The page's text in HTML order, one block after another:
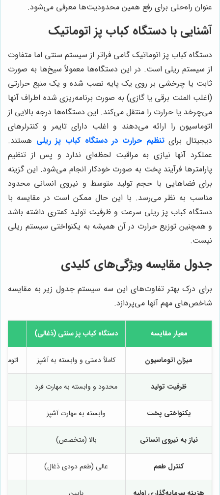
عنوان راه‌حلی برای رفع همین محدودیت‌ها معرفی می‌شود.
آشنایی با دستگاه کباب پز اتوماتیک
دستگاه کباب پز اتوماتیک گامی فراتر از سیستم سنتی اما متفاوت
از سیستم ریلی است. در این دستگاه‌ها معمولاً سیخ‌ها به صورت
ثابت یا چرخشی بر روی یک پایه نصب شده و یک منبع حرارتی
(اغلب المنت برقی یا گازی) به صورت برنامه‌ریزی شده اطراف آنها
می‌چرخد یا حرارت را منتقل می‌کند. این دستگاه‌ها درجه بالایی از
اتوماسیون را ارائه می‌دهند و اغلب دارای تایمر و کنترلرهای
دیجیتال برایتنظیم حرارت در دستگاه کباب پز ریلی هستند.
عملکرد آنها نیازی به مراقبت لحظه‌ای ندارد و پس از تنظیم
پارامترها فرآیند پخت به صورت خودکار انجام می‌شود. این گزینه
برای فضاهایی با حجم تولید متوسط و نیروی انسانی محدود
مناسب به نظر می‌رسد. با این حال ممکن است در مقایسه با
دستگاه کباب پز ریلی سرعت و ظرفیت تولید کمتری داشته باشد
و همچنین توزیع حرارت در آن همیشه به یکنواختی سیستم ریلی
نیست.
جدول مقایسه ویژگی‌های کلیدی
برای درک بهتر تفاوت‌های این سه سیستم جدول زیر به مقایسه
شاخص‌های مهم آنها می‌پردازد.
معیار مقایسه دستگاه کباب پز سنتی (ذغالی)
میزان اتوماسیون کاملاً دستی و وابسته به آشپز
ظرفیت تولید محدود و وابسته به مهارت فرد
یکنواختی پخت وابسته به مهارت آشپز
نیاز به نیروی انسانی بالا (متخصص)
کنترل طعم عالی (طعم دودی ذغال)